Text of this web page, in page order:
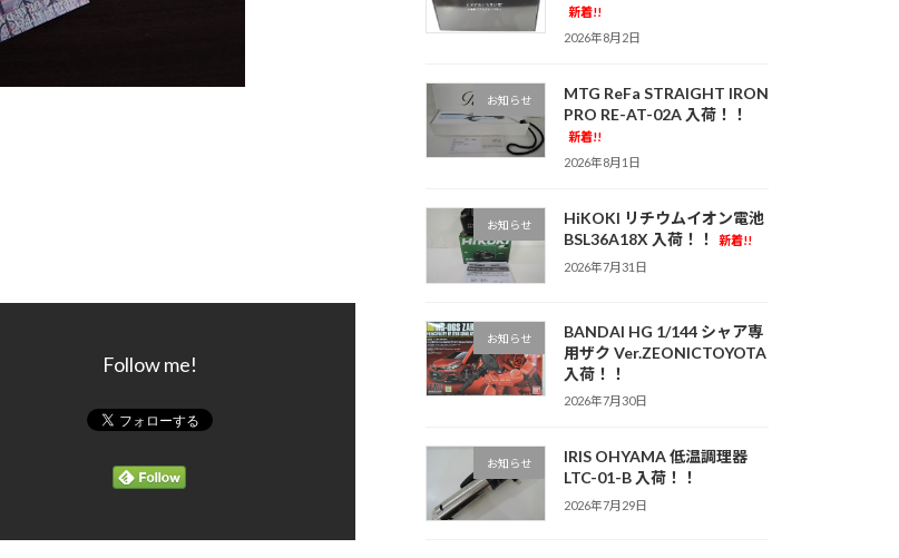
Follow me!
新着!!
2026年8月2日
お知らせ
MTG ReFa STRAIGHT IRON
PRO RE-AT-02A 入荷！！
新着!!
2026年8月1日
お知らせ
HiKOKI リチウムイオン電池
BSL36A18X 入荷！！
新着!!
2026年7月31日
お知らせ
BANDAI HG 1/144 シャア専
用ザク Ver.ZEONICTOYOTA
入荷！！
2026年7月30日
お知らせ
IRIS OHYAMA 低温調理器
LTC-01-B 入荷！！
2026年7月29日